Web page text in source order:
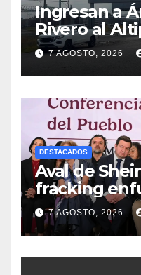
Ingresan a
Rivero al
presunta
evidencias
Ayotzinapa
7 AGOSTO, 2026
DESTACADOS
Aval de
fracking
“Buscaban
menos
7 AGOSTO, 2026